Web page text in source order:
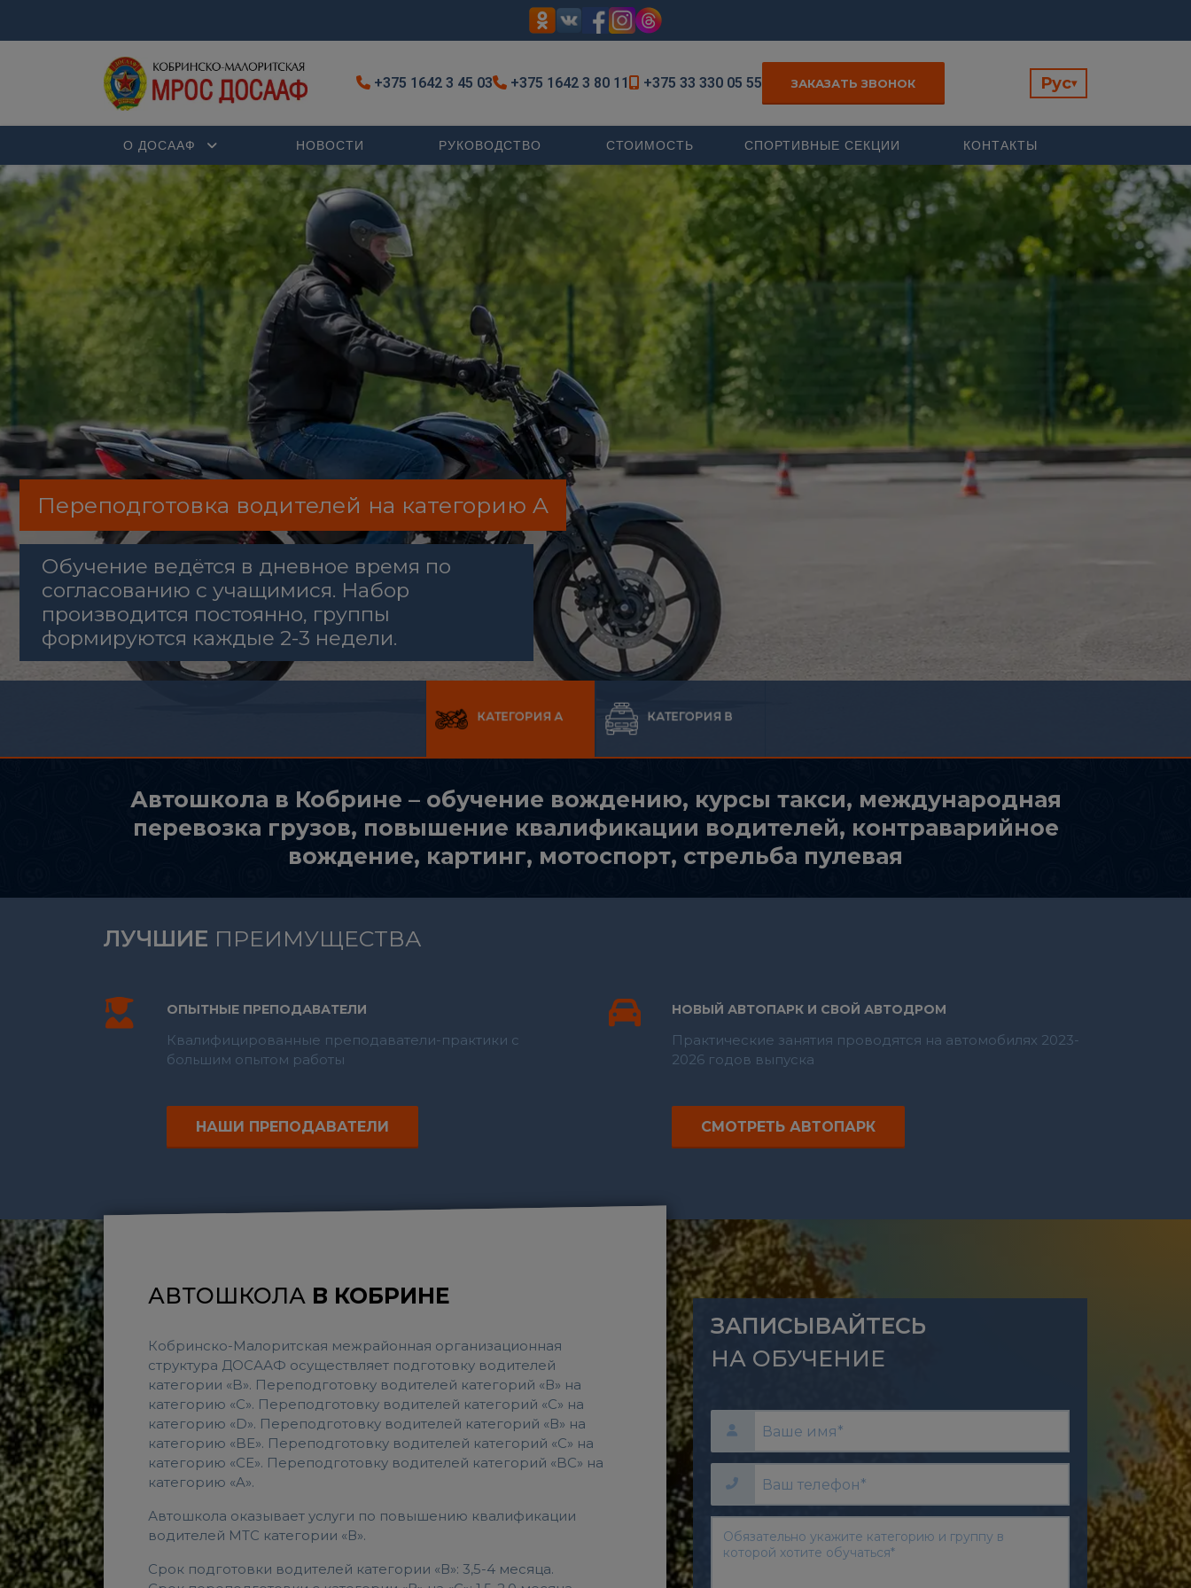
+375 1642 3 45 03 +375 1642 3 80 11 +375 33 330 05 55 ЗАКАЗАТЬ ЗВОНОК Рус▾
О ДОСААФ НОВОСТИ РУКОВОДСТВО СТОИМОСТЬ СПОРТИВНЫЕ СЕКЦИИ КОНТАКТЫ
Переподготовка водителей на категорию A
Обучение ведётся в дневное время по
согласованию с учащимися. Набор
производится постоянно, группы
формируются каждые 2-3 недели.
КАТЕГОРИЯ А КАТЕГОРИЯ В
Автошкола в Кобрине – обучение вождению, курсы такси, международная
перевозка грузов, повышение квалификации водителей, контраварийное
вождение, картинг, мотоспорт, стрельба пулевая
ЛУЧШИЕ ПРЕИМУЩЕСТВА
ОПЫТНЫЕ ПРЕПОДАВАТЕЛИ
Квалифицированные преподаватели-практики с
большим опытом работы
НАШИ ПРЕПОДАВАТЕЛИ
НОВЫЙ АВТОПАРК И СВОЙ АВТОДРОМ
Практические занятия проводятся на автомобилях 2023-
2026 годов выпуска
СМОТРЕТЬ АВТОПАРК
АВТОШКОЛА В КОБРИНЕ
Кобринско-Малоритская межрайонная организационная
структура ДОСААФ осуществляет подготовку водителей
категории «B». Переподготовку водителей категорий «В» на
категорию «C». Переподготовку водителей категорий «C» на
категорию «D». Переподготовку водителей категорий «В» на
категорию «BE». Переподготовку водителей категорий «С» на
категорию «CE». Переподготовку водителей категорий «BС» на
категорию «A».
Автошкола оказывает услуги по повышению квалификации
водителей МТС категории «В».
Срок подготовки водителей категории «В»: 3,5-4 месяца.
ЗАПИСЫВАЙТЕСЬ
НА ОБУЧЕНИЕ